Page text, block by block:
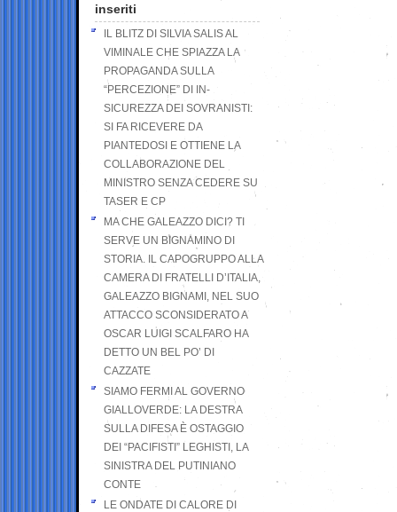
inseriti
IL BLITZ DI SILVIA SALIS AL
VIMINALE CHE SPIAZZA LA
PROPAGANDA SULLA
“PERCEZIONE” DI IN-
SICUREZZA DEI SOVRANISTI:
SI FA RICEVERE DA
PIANTEDOSI E OTTIENE LA
COLLABORAZIONE DEL
MINISTRO SENZA CEDERE SU
TASER E CP
MA CHE GALEAZZO DICI? TI
SERVE UN BIGNAMINO DI
STORIA. IL CAPOGRUPPO ALLA
CAMERA DI FRATELLI D’ITALIA,
GALEAZZO BIGNAMI, NEL SUO
ATTACCO SCONSIDERATO A
OSCAR LUIGI SCALFARO HA
DETTO UN BEL PO’ DI
CAZZATE
SIAMO FERMI AL GOVERNO
GIALLOVERDE: LA DESTRA
SULLA DIFESA È OSTAGGIO
DEI “PACIFISTI” LEGHISTI, LA
SINISTRA DEL PUTINIANO
CONTE
LE ONDATE DI CALORE DI